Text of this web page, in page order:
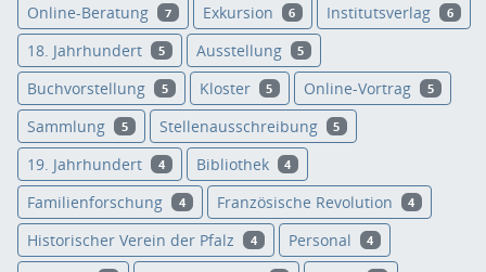
Online-Beratung 7 Exkursion 6 Institutsverlag 6
18. Jahrhundert 5 Ausstellung 5
Buchvorstellung 5 Kloster 5 Online-Vortrag 5
Sammlung 5 Stellenausschreibung 5
19. Jahrhundert 4 Bibliothek 4
Familienforschung 4 Französische Revolution 4
Historischer Verein der Pfalz 4 Personal 4